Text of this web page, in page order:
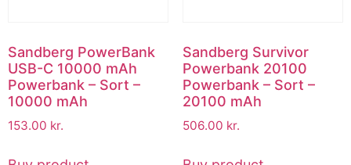
Sandberg PowerBank
USB-C 10000 mAh
Powerbank – Sort –
10000 mAh
153.00 kr.
Sandberg Survivor
Powerbank 20100
Powerbank – Sort –
20100 mAh
506.00 kr.